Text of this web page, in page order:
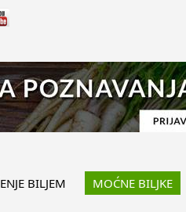
BILJEM MOĆNE BILJKE